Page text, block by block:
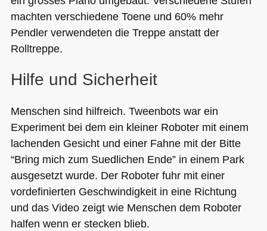
machten verschiedene Toene und 60% mehr
Pendler verwendeten die Treppe anstatt der
Rolltreppe.
Hilfe und Sicherheit
Menschen sind hilfreich. Tweenbots war ein
Experiment bei dem ein kleiner Roboter mit einem
lachenden Gesicht und einer Fahne mit der Bitte
“Bring mich zum Suedlichen Ende” in einem Park
ausgesetzt wurde. Der Roboter fuhr mit einer
vordefinierten Geschwindigkeit in eine Richtung
und das Video zeigt wie Menschen dem Roboter
halfen wenn er stecken blieb.